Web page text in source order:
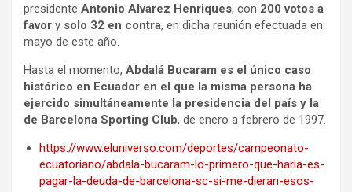
presidente Antonio Alvarez Henriques, con 200 votos a
favor y solo 32 en contra, en dicha reunión efectuada en
mayo de este año.
Hasta el momento, Abdalá Bucaram es el único caso
histórico en Ecuador en el que la misma persona ha
ejercido simultáneamente la presidencia del país y la
de Barcelona Sporting Club, de enero a febrero de 1997.
https://www.eluniverso.com/deportes/campeonato-
ecuatoriano/abdala-bucaram-lo-primero-que-haria-es-
pagar-la-deuda-de-barcelona-sc-si-me-dieran-esos-